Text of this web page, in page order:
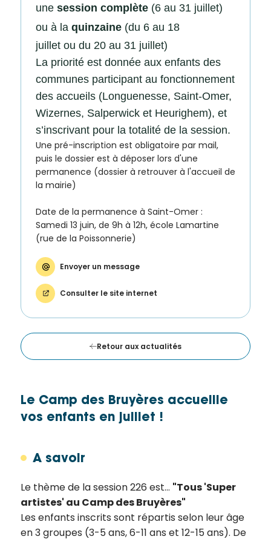
une session complète(6 au 31 juillet)
ou à laquinzaine(du 6 au 18
juillet ou du 20 au 31 juillet)
La priorité est donnée aux enfants des
communes participant au fonctionnement
des accueils (Longuenesse, Saint-Omer,
Wizernes, Salperwick et Heurighem), et
s’inscrivant pour la totalité de la session.
Une pré-inscription est obligatoire par mail,
puis le dossier est à déposer lors d'une
permanence (dossier à retrouver à l'accueil de
la mairie)
Date de la permanence à Saint-Omer :
Samedi 13 juin, de 9h à 12h, école Lamartine
(rue de la Poissonnerie)
Envoyer un message
Consulter le site internet
Retour aux actualités
Le Camp des Bruyères accueille
vos enfants en juillet !
A savoir
Le thème de la session 226 est... "Tous 'Super
artistes' au Camp des Bruyères"
Les enfants inscrits sont répartis selon leur âge
en 3 groupes (3-5 ans, 6-11 ans et 12-15 ans). De
de la
de ses
partenaires.
(*Champs
obligatoires)
Si vous
êtes déjà
inscrit(e)
et que
vous
désinscrire
cliquez ici.